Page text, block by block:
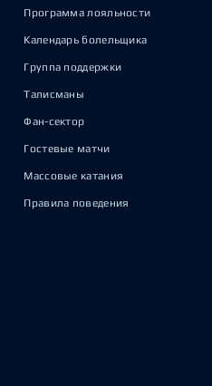
Программа лояльности
Календарь болельщика
Группа поддержки
Талисманы
Фан-сектор
Гостевые матчи
Массовые катания
Правила поведения